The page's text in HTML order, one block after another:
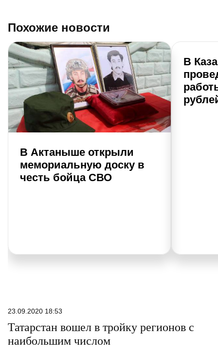
Похожие новости
В Актаныше открыли
мемориальную доску в
честь бойца СВО
В
23.09.2020 18:53
Татарстан вошел в тройку регионов с
наибольшим числом